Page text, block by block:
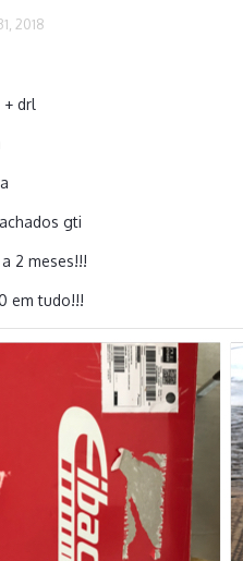
2018
+ drl
gti
2 meses!!!
em tudo!!!